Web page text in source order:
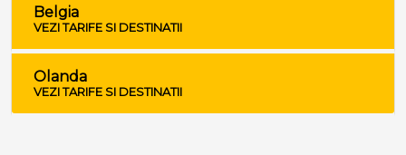
Belgia
VEZI TARIFE SI DESTINATII
Olanda
VEZI TARIFE SI DESTINATII